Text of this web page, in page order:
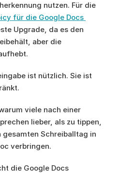
nutzen. Für die
für die Google Docs
Upgrade, da es den
aber die
ist nützlich. Sie ist
viele nach einer
lieber, als zu tippen,
Schreiballtag in
verbringen.
die Google Docs